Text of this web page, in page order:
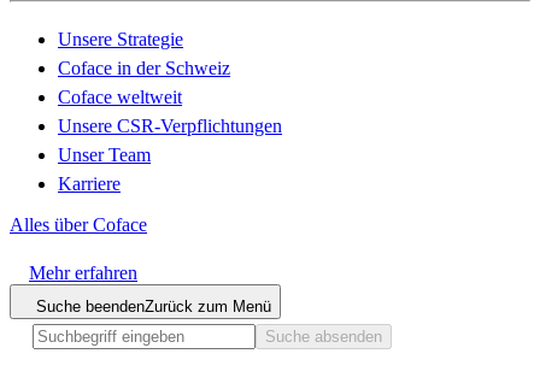
Unsere Strategie
Coface in der Schweiz
Coface weltweit
Unsere CSR-Verpflichtungen
Unser Team
Karriere
Alles über Coface
Mehr erfahren
Suche beendenZurück zum Menü
Suche absenden